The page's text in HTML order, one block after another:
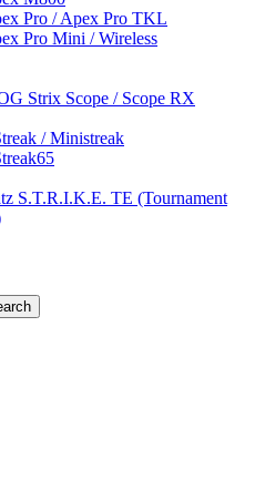
Pro / Apex Pro TKL
Pro Mini / Wireless
Strix Scope / Scope RX
/ Ministreak
S.T.R.I.K.E. TE (Tournament